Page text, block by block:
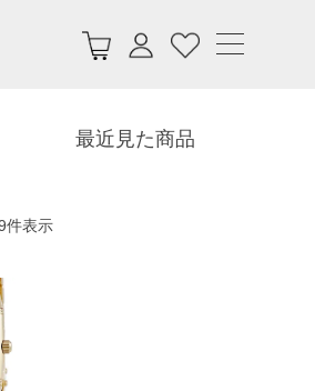
件表示
最近見た商品